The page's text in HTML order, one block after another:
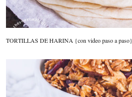
TORTILLAS DE HARINA {con video paso a paso}